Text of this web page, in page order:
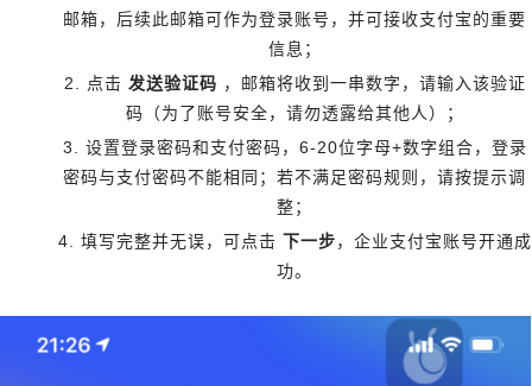
邮箱，后续此邮箱可作为登录账号，并可接收支付宝的重要
信息；
2. 点击 发送验证码 ，邮箱将收到一串数字，请输入该验证
码（为了账号安全，请勿透露给其他人）；
3. 设置登录密码和支付密码， 6-20位字母+数字组合，登录
密码与支付密码不能相同；若不满足密码规则，请按提示调
整；
4. 填写完整并无误，可点击 下一步 ，企业支付宝账号开通成
功。